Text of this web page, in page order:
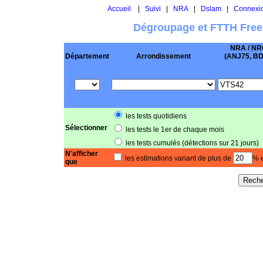
Accueil Suivi NRA| Dslam|
Dégroupage et FTTH
Département Arrondissement
NRA /
(ANJ75,
Sélectionner
les tests quotidiens
les tests le 1er de chaque mois
les tests cumulés (détections sur 21 jours)
N'afficher
que
les estimations variant de plus de %